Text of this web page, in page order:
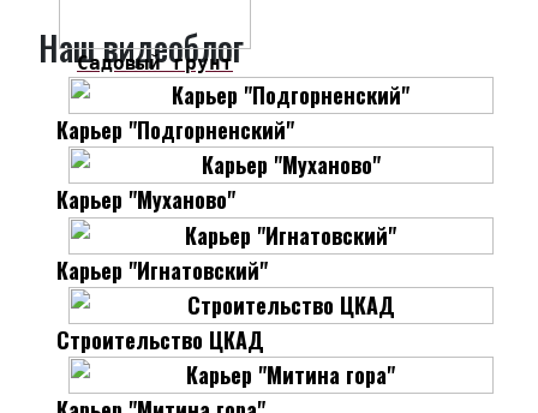
Садовый грунт
Наш видеоблог
Карьер "Подгорненский"
Карьер "Муханово"
Карьер "Игнатовский"
Строительство ЦКАД